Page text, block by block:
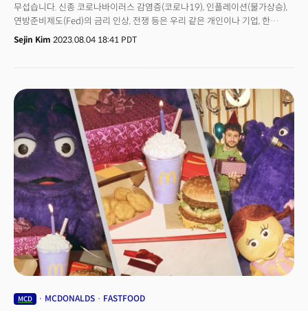
무섭습니다. 신종 코로나바이러스 감염증(코로나19), 인플레이션(물가상승),
연방준비제도(Fed)의 금리 인상, 전쟁 등은 우리 같은 개인이나 기업, 한
국가가 바꾸기 어렵죠. 이때 미국과 다른 나라가 다른 것은 이 흐름을 대하는
자세인 것 같습니다. -미국 억만장자는 자녀에게 '금지'가
지금일까요? 그 뒤에는 경제가 있습니다.오늘은 ‘패스트푸드’에 대해 얘기해
보려 합니다. 각종 영화나 쇼에서 미국의 상징으로 왕왕 표현되죠. 패스트푸드
하면 가장 먼저 떠오르는 건 맥도날드입니다. 맥도날드는 생긴지 벌써
70여년이 됐습니다. 그리고 우리는 여전히 빅맥을 먹죠. 한국의 거리에
쉐이크쉑이나 슈퍼두퍼가 생기고, 쥬시 딸바(딸기바나나)나 명랑핫도그에서
마라탕과 탕후루로 트렌드가 시시각각 바뀌고, 오운완(오늘운동완료)
챌린지로 건강한 식단이 유행하는 상황에서도 말입니다. 맥도날드가 여전히
건재한 비결은 무엇일까요?
Sejin Kim 2023.08.04 18:41 PDT
MCD MCDONALDS FASTFOOD